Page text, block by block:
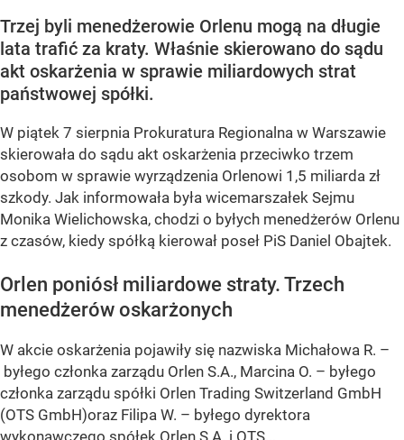
Trzej byli menedżerowie Orlenu mogą na długie
lata trafić za kraty. Właśnie skierowano do sądu
akt oskarżenia w sprawie miliardowych strat
państwowej spółki.
W piątek 7 sierpnia Prokuratura Regionalna w Warszawie
skierowała do sądu akt oskarżenia przeciwko trzem
osobom w sprawie wyrządzenia Orlenowi 1,5 miliarda zł
szkody. Jak informowała była wicemarszałek Sejmu
Monika Wielichowska, chodzi o byłych menedżerów Orlenu
z czasów, kiedy spółką kierował poseł PiS Daniel Obajtek.
Orlen poniósł miliardowe straty. Trzech
menedżerów oskarżonych
W akcie oskarżenia pojawiły się nazwiska Michałowa R. –
byłego członka zarządu Orlen S.A., Marcina O. – byłego
członka zarządu spółki Orlen Trading Switzerland GmbH
(OTS GmbH)oraz Filipa W. – byłego dyrektora
wykonawczego spółek Orlen S.A. i OTS...